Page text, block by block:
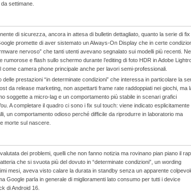
settimane.
di sicurezza, ancora in attesa di bulletin dettagliato, quanto la serie di fix
promette di aver sistemato un Always-On Display che in certe
nervoso” che tanti utenti avevano segnalato sui modelli più recenti.
e flash sullo schermo durante l’editing di foto HDR in Adobe
camera phone principale anche per lavori semi‑professionali.
delle prestazioni “in determinate condizioni” che interessa in particolare la
da release marketing, non aspettarti frame rate raddoppiati nei giochi, ma
soggette a micro‑lag e un comportamento più stabile in scenari grafici
A completare il quadro ci sono i fix sul touch: viene indicato esplicitamente
un comportamento odioso perché difficile da riprodurre in laboratorio ma
morte sul nascere.
dei problemi, quelli che non fanno notizia ma rovinano pian piano il
che si svuota più del dovuto in “determinate condizioni”, un wording
mesi, aveva visto calare la durata in standby senza un apparente
Google parla in generale di miglioramenti lato consumo per tutti i device
di Android 16.